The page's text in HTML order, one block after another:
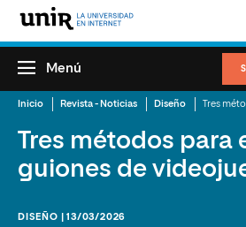
Menú
Inicio Revista - Noticias Diseño
Tres métodos para
guiones de
DISEÑO | 13/03/2026